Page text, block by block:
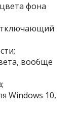
фона
вообще
Windows 10,